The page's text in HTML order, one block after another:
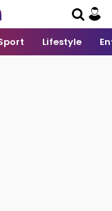
Lifestyle